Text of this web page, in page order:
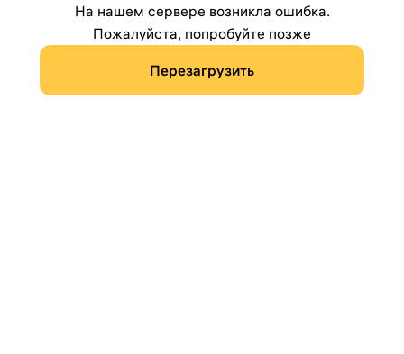
На нашем сервере возникла ошибка.
Пожалуйста, попробуйте позже
Перезагрузить